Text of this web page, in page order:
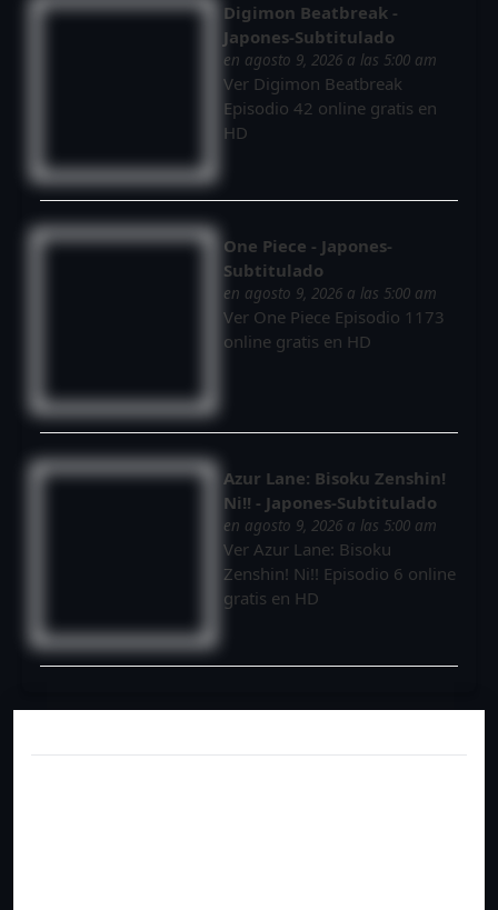
Digimon Beatbreak -
Japones-Subtitulado
en agosto 9, 2026 a las 5:00 am
Ver Digimon Beatbreak
Episodio 42 online gratis en
HD
One Piece - Japones-
Subtitulado
en agosto 9, 2026 a las 5:00 am
Ver One Piece Episodio 1173
online gratis en HD
Azur Lane: Bisoku Zenshin!
Ni!! - Japones-Subtitulado
en agosto 9, 2026 a las 5:00 am
Ver Azur Lane: Bisoku
Zenshin! Ni!! Episodio 6 online
gratis en HD